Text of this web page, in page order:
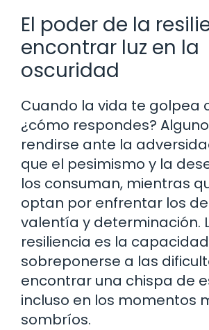
El poder de la
encontrar luz en la
oscuridad
Cuando la vida te golpea
¿cómo respondes?
rendirse ante la
que el pesimismo y la
los consuman, mientras
optan por enfrentar los
valentía y determinación.
resiliencia es la
sobreponerse a las
encontrar una chispa de
incluso en los momentos
sombríos.